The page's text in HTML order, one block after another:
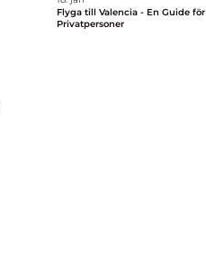
Flyga till Valencia - En Guide för
Privatpersoner